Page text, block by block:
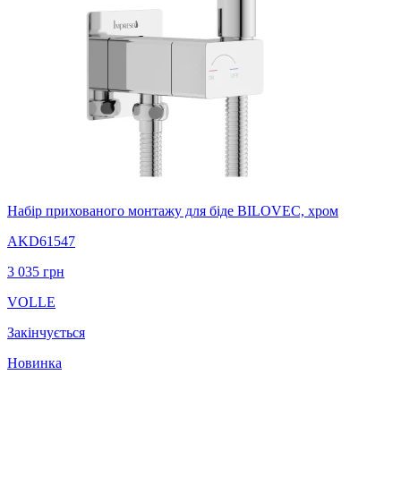
Набір прихованого монтажу для біде BILOVEC, хром
AKD61547
3 035 грн
VOLLE
Закінчується
Новинка